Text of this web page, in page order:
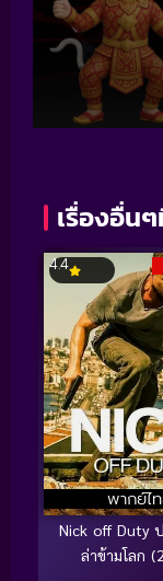
เรื่องอื่น
พากย์ไ
4.4
Nick off Duty
ล่าข้ามโลก